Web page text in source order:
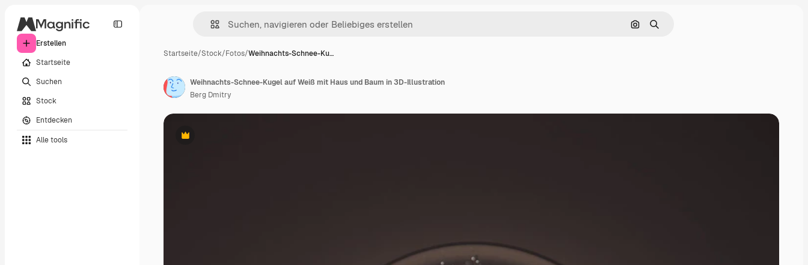
Erstellen
Startseite
Suchen
Stock
Entdecken
Alle tools
Nach Bild suchen
Suchen
Startseite/Stock/Fotos/Weihnachts-Schnee-Ku…
Premium
Weihnachts-Schnee-Kugel auf Weiß mit Haus und Baum in 3D-Illustration
Berg Dmitry